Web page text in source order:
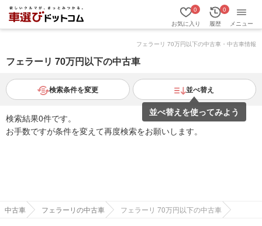
お気に入り
0
履歴
0
メニュー
フェラーリ 70万円以下の中古車・中古車情報
フェラーリ 70万円以下の中古車
検索条件を変更 並べ替え
並べ替えを使ってみよう
検索結果0件です。
お手数ですが条件を変えて再度検索をお願いします。
中古車 フェラーリの中古車 フェラーリ 70万円以下の中古車